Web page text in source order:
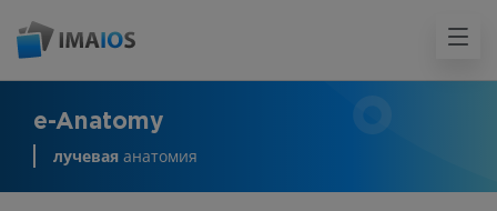
e-Anatomy
лучевая анатомия